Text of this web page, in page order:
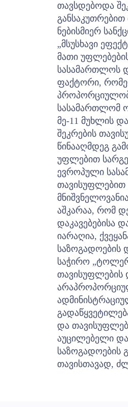
თავსდებოდა
ნებისმიერ
„მსუსხავი
მათი
სასამართლოს
ფაქტორი,
სასამართლომ
მე-11 მუხლის
შეკრების
წინააღმდეგ
უფლებით
ევროპული
თავისუფლებით
აშკარაა, რომ
დაკავებებისა
იარაღია,
საზოგადოების
საჭირო
თავისუფლების
და
აუცილებელი და
საზოგადოების
თავისთავად,